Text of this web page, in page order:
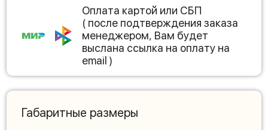
Оплата картой или СБП
( после подтверждения заказа
менеджером, Вам будет
выслана ссылка на оплату на
email )
Габаритные размеры